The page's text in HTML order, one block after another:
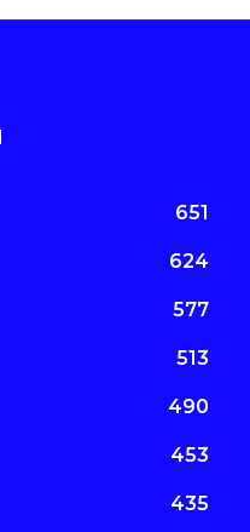
651
624
577
513
490
453
435